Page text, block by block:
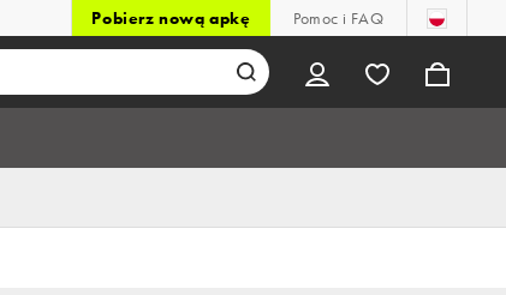
Pobierz nową apkę Pomoc i FAQ